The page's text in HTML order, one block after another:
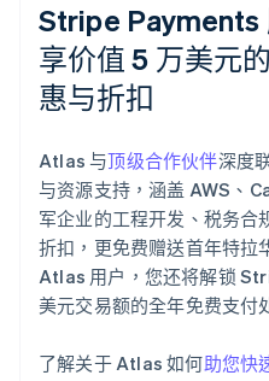
Stripe Payments
享价值 5 万美元
惠与折扣
Atlas 与顶级合作伙伴深度
与资源支持，涵盖 AWS、
军企业的工程开发、税务合
折扣，更免费赠送首年特拉
Atlas 用户，您还将解锁
美元交易额的全年免费支付
了解关于 Atlas 如何助您快
爱尔兰
English
爱沙尼亚
English
奥地利
Deutsch English
澳大利亚
巴西